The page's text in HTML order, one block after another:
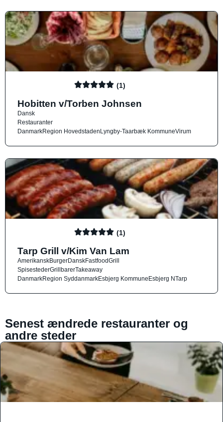
(1)
Hobitten v/Torben Johnsen
Dansk
Restauranter
DanmarkRegion HovedstadenLyngby-Taarbæk KommuneVirum
(1)
Tarp Grill v/Kim Van Lam
AmerikanskBurgerDanskFastfoodGrill
SpisestederGrillbarerTakeaway
DanmarkRegion SyddanmarkEsbjerg KommuneEsbjerg NTarp
Senest ændrede restauranter og
andre steder